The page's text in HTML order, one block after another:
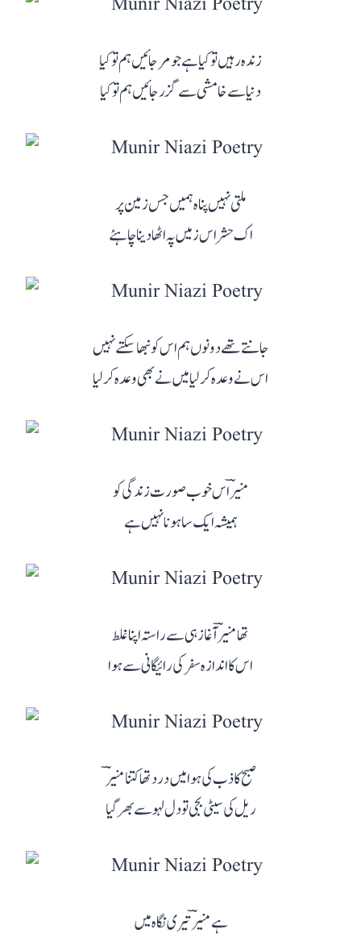
زندہ رہیں تو کیا ہے جو مر جائیں ہم تو کیا
دنیا سے خامشی سے گزر جائیں ہم تو کیا
ملتی نہیں پناہ ہمیں جس زمین پر
اک حشر اس زمیں پہ اٹھا دینا چاہئے
جانتے تھے دونوں ہم اس کو نبھا سکتے نہیں
اس نے وعدہ کر لیا میں نے بھی وعدہ کر لیا
منیرؔ اس خوب صورت زندگی کو
ہمیشہ ایک سا ہونا نہیں ہے
تھا منیرؔ آغاز ہی سے راستہ اپنا غلط
اس کا اندازہ سفر کی رائیگانی سے ہوا
صبح کاذب کی ہوا میں درد تھا کتنا منیرؔ
ریل کی سیٹی بجی تو دل لہو سے بھر گیا
ہے منیرؔ تیری نگاہ میں